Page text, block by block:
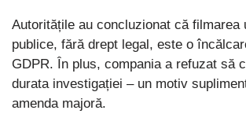
Autoritățile au concluzionat că filmarea
publice, fără drept legal, este o
GDPR. În plus, compania a refuzat să
durata investigației – un motiv
amenda majoră.